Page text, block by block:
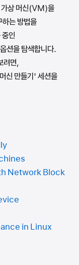
가상 머신(VM)을
는 방법을
인
션을 탐색합니다.
려면,
만들기' 세션을
Network Block
in Linux